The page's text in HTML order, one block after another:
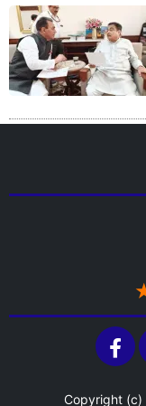
Copyright (c)